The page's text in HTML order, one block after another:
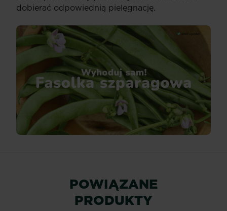
dobierać odpowiednią pielęgnację.
POWIĄZANE
PRODUKTY